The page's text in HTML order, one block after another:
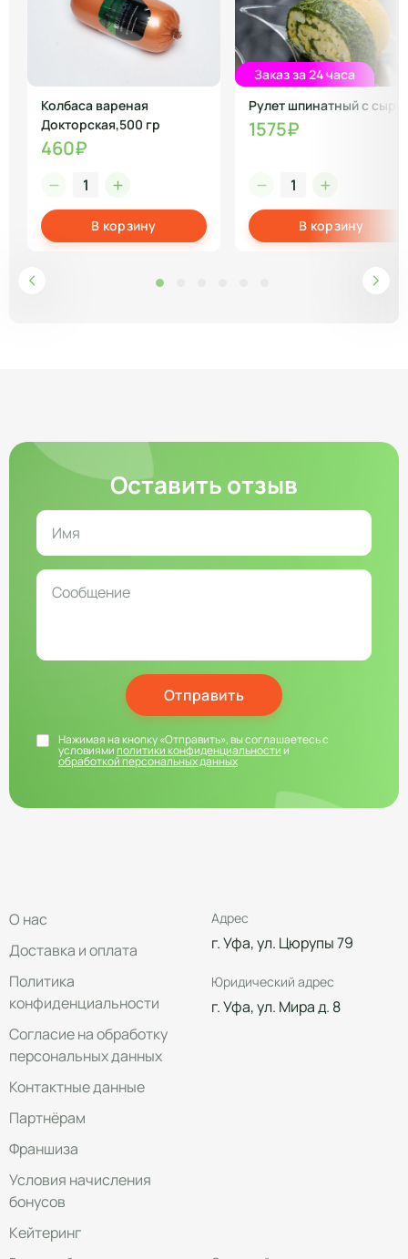
Колбаса вареная
Докторская,500 гр
460₽
В корзину
Заказ за 24 часа
Рулет шпинатный с
1575₽
В корзину
Оставить отзыв
Отправить
Нажимая на кнопку «Отправить», вы соглашаетесь с
условиямиполитики конфиденциальностии
обработкой персональных данных
О нас
Доставка и оплата
Политика
конфиденциальности
Согласие на обработку
персональных данных
Контактные данные
Партнёрам
Франшиза
Условия начисления
бонусов
Кейтеринг
Адрес
г. Уфа, ул. Цюрупы 79
Юридический адрес
г. Уфа, ул. Мира д. 8